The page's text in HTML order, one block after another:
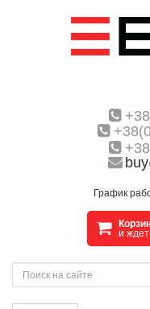
График
и ждет